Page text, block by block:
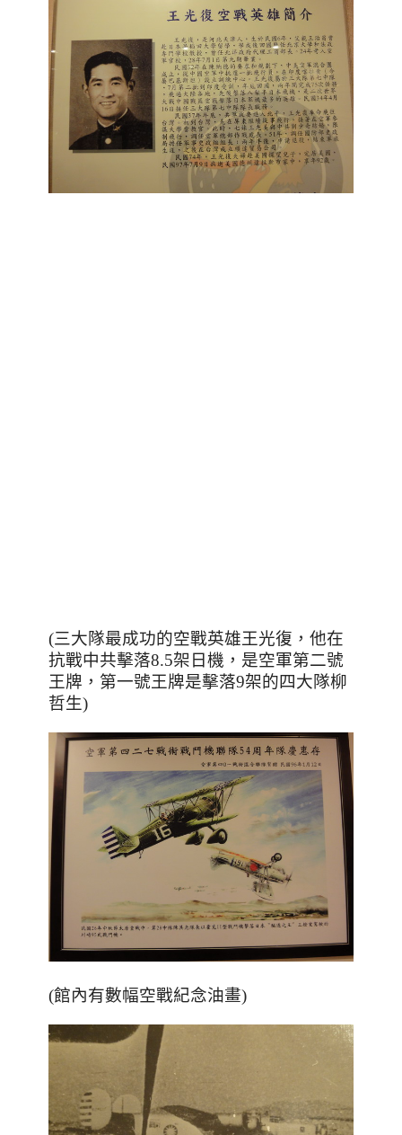
(三大隊最成功的空戰英雄王光復，他在
抗戰中共擊落8.5架日機，是空軍第二號
王牌，第一號王牌是擊落9架的四大隊柳
哲生)
(館內有數幅空戰紀念油畫)